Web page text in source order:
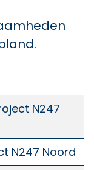
N247
N247 Noord